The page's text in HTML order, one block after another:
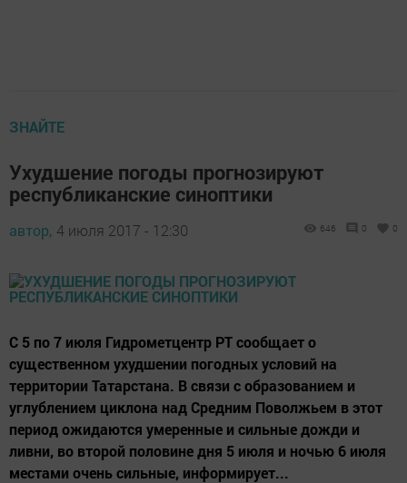
ЗНАЙТЕ
Ухудшение погоды прогнозируют
республиканские синоптики
автор, 4 июля 2017 - 12:30 646 0 0
С 5 по 7 июля Гидрометцентр РТ сообщает о
существенном ухудшении погодных условий на
территории Татарстана. В связи с образованием и
углублением циклона над Средним Поволжьем в этот
период ожидаются умеренные и сильные дожди и
ливни, во второй половине дня 5 июля и ночью 6 июля
местами очень сильные, информирует...